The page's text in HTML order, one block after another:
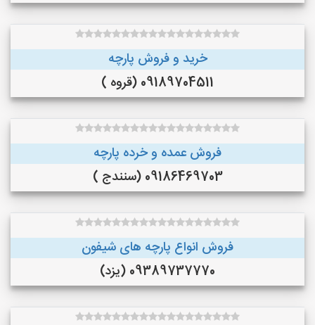
خرید و فروش پارچه
09189704511 (قروه )
فروش عمده و خرده پارچه
09186469703 (سنندج )
فروش انواع پارچه های شیفون
09389737770 (یزد)